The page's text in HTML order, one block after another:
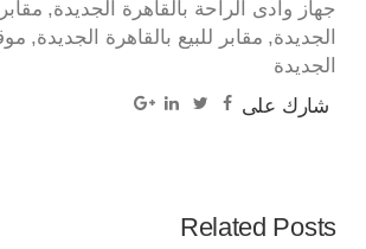
جهاز وادى الراحة بالقاهرة الجديدة
الجديدة مقابر للبيع بالقاهرة الجديدة
الجديدة
شارك على
Related Posts